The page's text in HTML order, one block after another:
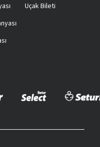
Uçak Bileti